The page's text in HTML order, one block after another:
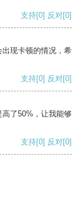
支持[0] 反对[0]
现卡顿的情况，希
支持[0] 反对[0]
了50%，让我能够
支持[0] 反对[0]